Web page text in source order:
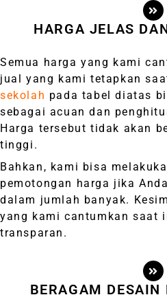
HARGA JELAS
Semua harga yang kami
jual yang kami tetapkan
sekolah pada tabel diatas
sebagai acuan dan
Harga tersebut tidak akan
tinggi.
Bahkan, kami bisa
pemotongan harga jika
dalam jumlah banyak.
yang kami cantumkan saat
transparan.
BERAGAM